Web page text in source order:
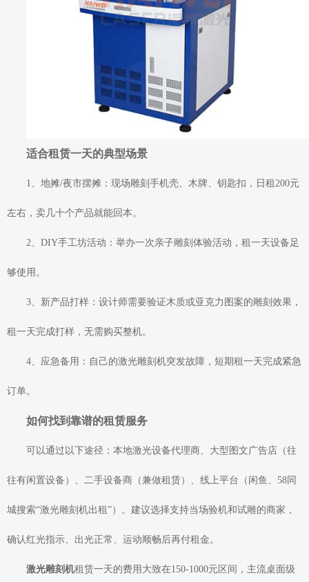
适合租赁一天的典型场景
1、地摊/夜市摆摊：现场雕刻手机壳、木牌、钥匙扣，日租200元
左右，卖几十个产品就能回本。
2、DIY手工坊活动：举办一次亲子雕刻体验活动，租一天设备足
够使用。
3、新产品打样：设计师需要验证木质或亚克力图案的雕刻效果，
租一天完成打样，无需购买整机。
4、应急备用：自己的激光雕刻机突发故障，短期租一天完成紧急
订单。
如何找到靠谱的租赁服务
可以通过以下途径：本地激光设备代理商、大型图文广告店（往
往有闲置设备）、二手设备商（兼做租赁）、线上平台（闲鱼、58同
城搜索“激光雕刻机出租”）。建议选择支持当场验机和试雕的商家，
确认红光指示、出光正常、运动顺畅后再付租金。
激光雕刻机租赁一天的费用大致在150-1000元区间，主流桌面级